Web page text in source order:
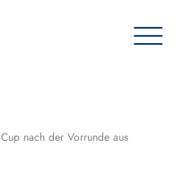
nach der Vorrunde aus